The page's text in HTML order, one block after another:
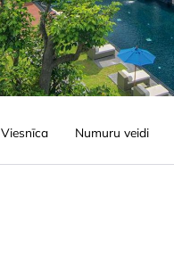
Viesnīca Numuru veidi